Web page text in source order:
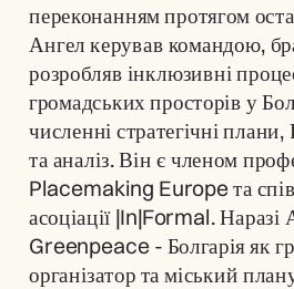
переконанням протягом
Ангел керував командою,
розробляв інклюзивні
громадських просторів у
численні стратегічні
та аналіз. Він є членом
Placemaking Europe та
асоціації |In|Formal.
Greenpeace - Болгарія як
організатор та міський